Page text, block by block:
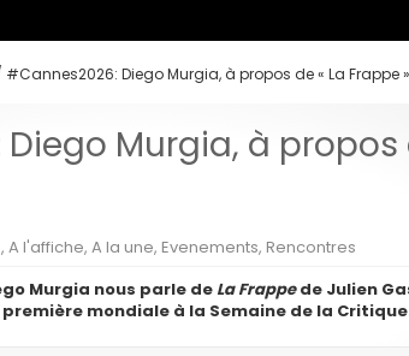
#Cannes2026: Diego Murgia, à propos de « La Frappe »
Murgia, à propos
, A l'affiche, A la une, Evenements, Rencontres
Murgia nous parle de La Frappede Julien
mondiale à la Semaine de la